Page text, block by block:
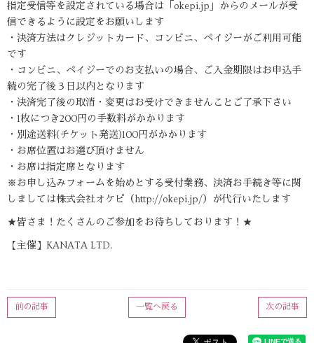
指定受信等を設定されている場合は「okepi.jp」からのメールが受
信できるように設定をお願いします
・決済方法はクレジットカード、コンビニ、ペイジーがご利用可能
です
・コンビニ、ペイジーでのお支払いの場合、ご入金期限はお申込手
続の完了後３日以内となります
・決済完了後の取消・変更はお受けできませんことご了承下さい
・1枚につき200円の手数料がかかります
・別途送料(チケット発送)100円がかかります
・お席位置はお選び頂けません
・お席は指定席となります
※お申し込みフォームを始めとする受付業務、決済お手続き等に関
しましては株式会社オケピ（http://okepi.jp/）が代行いたします
★皆さま！たくさんのご参加をお待ちしております！★
【主催】KANATA LTD.
次の記事
一覧へ戻る
前の記事